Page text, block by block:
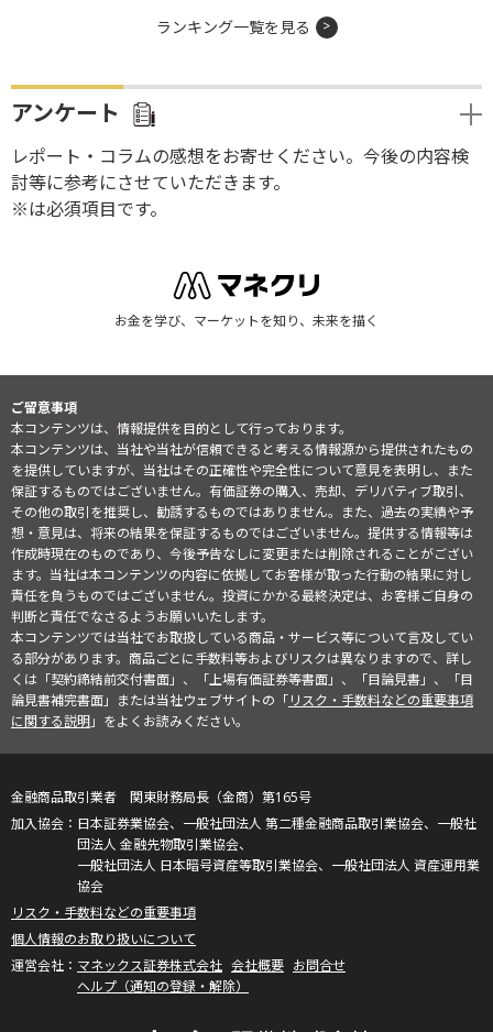
ランキング一覧を見る
アンケート
レポート・コラムの感想をお寄せください。今後の内容検
討等に参考にさせていただきます。
※は必須項目です。
お金を学び、マーケットを知り、未来を描く
ご留意事項
本コンテンツは、情報提供を目的として行っております。
本コンテンツは、当社や当社が信頼できると考える情報源から提供されたもの
を提供していますが、当社はその正確性や完全性について意見を表明し、また
保証するものではございません。有価証券の購入、売却、デリバティブ取引、
その他の取引を推奨し、勧誘するものではありません。また、過去の実績や予
想・意見は、将来の結果を保証するものではございません。提供する情報等は
作成時現在のものであり、今後予告なしに変更または削除されることがござい
ます。当社は本コンテンツの内容に依拠してお客様が取った行動の結果に対し
責任を負うものではございません。投資にかかる最終決定は、お客様ご自身の
判断と責任でなさるようお願いいたします。
本コンテンツでは当社でお取扱している商品・サービス等について言及してい
る部分があります。商品ごとに手数料等およびリスクは異なりますので、詳し
くは「契約締結前交付書面」、「上場有価証券等書面」、「目論見書」、「目
論見書補完書面」または当社ウェブサイトの「リスク・手数料などの重要事項
に関する説明」をよくお読みください。
金融商品取引業者 関東財務局長（金商）第165号
日本証券業協会、一般社団法人 第二種金融商品取引業協会、一般社
団法人 金融先物取引業協会、
一般社団法人 日本暗号資産等取引業協会、一般社団法人 資産運用業
協会
リスク・手数料などの重要事項
個人情報のお取り扱いについて
マネックス証券株式会社 会社概要 お問合せ
ヘルプ（通知の登録・解除）